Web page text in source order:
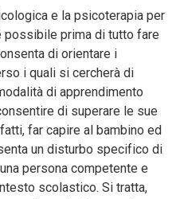
e la psicoterapia per
possibile prima di tutto fare
di orientare i
i quali si cercherà di
di apprendimento
di superare le sue
far capire al bambino ed
un disturbo specifico di
persona competente e
scolastico. Si tratta,